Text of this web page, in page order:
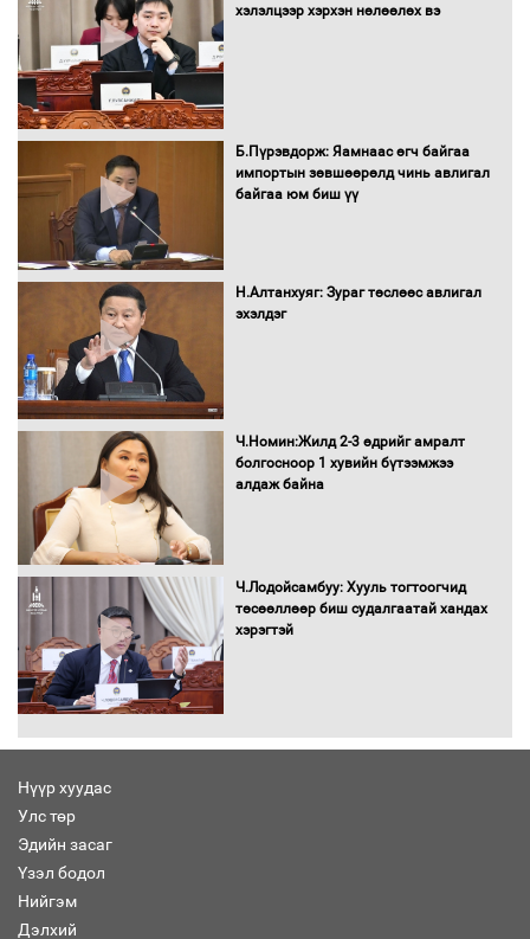
орчныг бүрдүүллээ
баримт
хэлэлцээр хэрхэн нөлөөлөх вэ
Б.Пүрэвдорж: Яамнаас өгч байгаа
импортын зөвшөөрөлд чинь авлигал
байгаа юм биш үү
Н.Алтанхуяг: Зураг төслөөс авлигал
эхэлдэг
Ч.Номин:Жилд 2-3 өдрийг амралт
болгосноор 1 хувийн бүтээмжээ
алдаж байна
Ч.Лодойсамбуу: Хууль тогтоогчид
төсөөллөөр биш судалгаатай хандах
хэрэгтэй
Нүүр хуудас
Улс төр
Эдийн засаг
Үзэл бодол
Нийгэм
Дэлхий